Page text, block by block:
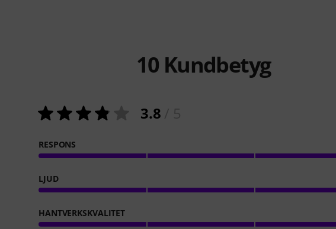
10 Kundbetyg
3.8
RESPONS
LJUD
HANTVERKSKVALITET